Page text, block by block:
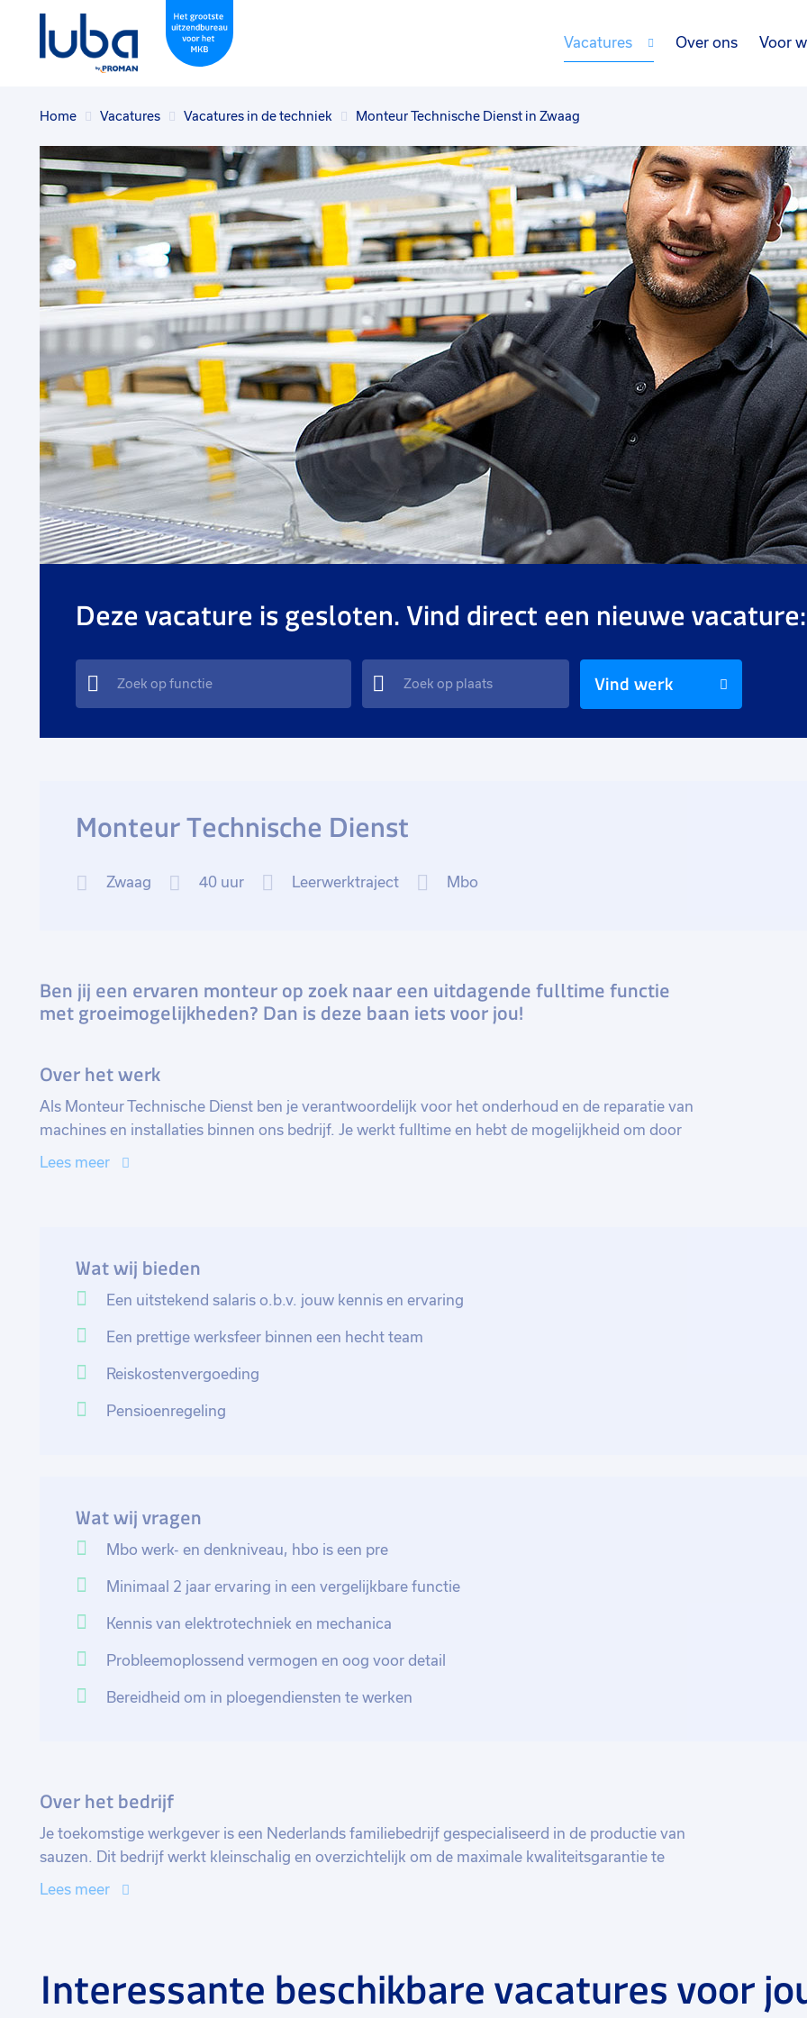
Vacatures Over ons Voor
Home Vacatures Vacatures in de techniek Monteur Technische Dienst in Zwaag
Deze vacature is gesloten. Vind direct een nieuwe vacature:
Vind werk
Monteur Technische Dienst
Zwaag 40 uur Leerwerktraject Mbo
Ben jij een ervaren monteur op zoek naar een uitdagende fulltime functie
met groeimogelijkheden? Dan is deze baan iets voor jou!
Over het werk
Als Monteur Technische Dienst ben je verantwoordelijk voor het onderhoud en de reparatie van
machines en installaties binnen ons bedrijf. Je werkt fulltime en hebt de mogelijkheid om door
te groeien binnen de organisatie. Het betreft een vaste aanstelling, waarbij je continu wordt
onderhoud uit, zodat de productie soepel blijft verlopen. Ook werk je samen met collega's aan
het verbeteren van de processen en het implementeren van nieuwe technieken.
Geïnteresseerd? Solliciteer dan direct en laat je technische expertise bijdragen aan het succes
van dit leuke bedrijf!
Lees meer
Wat wij bieden
Een uitstekend salaris o.b.v. jouw kennis en ervaring
Een prettige werksfeer binnen een hecht team
Reiskostenvergoeding
Pensioenregeling
Wat wij vragen
Mbo werk- en denkniveau, hbo is een pre
Minimaal 2 jaar ervaring in een vergelijkbare functie
Kennis van elektrotechniek en mechanica
Probleemoplossend vermogen en oog voor detail
Bereidheid om in ploegendiensten te werken
Over het bedrijf
Je toekomstige werkgever is een Nederlands familiebedrijf gespecialiseerd in de productie van
sauzen. Dit bedrijf werkt kleinschalig en overzichtelijk om de maximale kwaliteitsgarantie te
waarborgen. Ze staan bekend om hun betrokkenheid bij medewerkers en bieden een prettige
Lees meer
Interessante beschikbare vacatures voor